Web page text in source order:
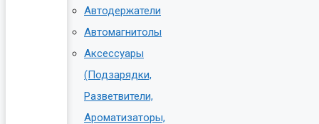
Автодержатели
Автомагнитолы
Аксессуары
(Подзарядки,
Разветвители,
Ароматизаторы,